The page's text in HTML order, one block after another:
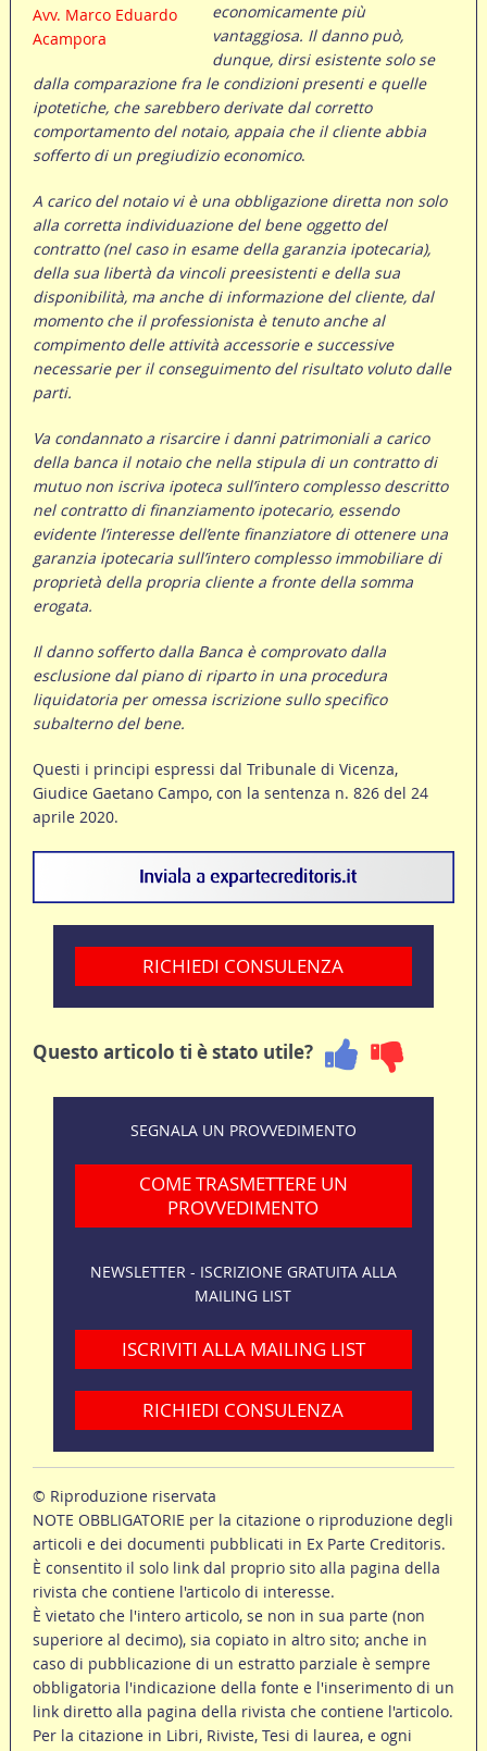
Avv. Marco Eduardo
Acampora
economicamente più
vantaggiosa. Il danno può,
dunque, dirsi esistente solo se
dalla comparazione fra le condizioni presenti e quelle
ipotetiche, che sarebbero derivate dal corretto
comportamento del notaio, appaia che il cliente abbia
sofferto di un pregiudizio economico.
A carico del notaio vi è una obbligazione diretta non solo
alla corretta individuazione del bene oggetto del
contratto (nel caso in esame della garanzia ipotecaria),
della sua libertà da vincoli preesistenti e della sua
disponibilità, ma anche di informazione del cliente, dal
momento che il professionista è tenuto anche al
compimento delle attività accessorie e successive
necessarie per il conseguimento del risultato voluto dalle
parti.
Va condannato a risarcire i danni patrimoniali a carico
della banca il notaio che nella stipula di un contratto di
mutuo non iscriva ipoteca sull’intero complesso descritto
nel contratto di finanziamento ipotecario, essendo
evidente l’interesse dell’ente finanziatore di ottenere una
garanzia ipotecaria sull’intero complesso immobiliare di
proprietà della propria cliente a fronte della somma
erogata.
Il danno sofferto dalla Banca è comprovato dalla
esclusione dal piano di riparto in una procedura
liquidatoria per omessa iscrizione sullo specifico
subalterno del bene.
Questi i principi espressi dal Tribunale di Vicenza,
Giudice Gaetano Campo, con la sentenza n. 826 del 24
aprile 2020.
RICHIEDI CONSULENZA
Questo articolo ti è stato utile?
SEGNALA UN PROVVEDIMENTO
COME TRASMETTERE UN
PROVVEDIMENTO
NEWSLETTER - ISCRIZIONE GRATUITA ALLA
MAILING LIST
ISCRIVITI ALLA MAILING LIST
RICHIEDI CONSULENZA
© Riproduzione riservata
NOTE OBBLIGATORIE per la citazione o riproduzione degli
articoli e dei documenti pubblicati in Ex Parte Creditoris.
È consentito il solo link dal proprio sito alla pagina della
rivista che contiene l'articolo di interesse.
È vietato che l'intero articolo, se non in sua parte (non
superiore al decimo), sia copiato in altro sito; anche in
caso di pubblicazione di un estratto parziale è sempre
obbligatoria l'indicazione della fonte e l'inserimento di un
link diretto alla pagina della rivista che contiene l'articolo.
Per la citazione in Libri, Riviste, Tesi di laurea, e ogni